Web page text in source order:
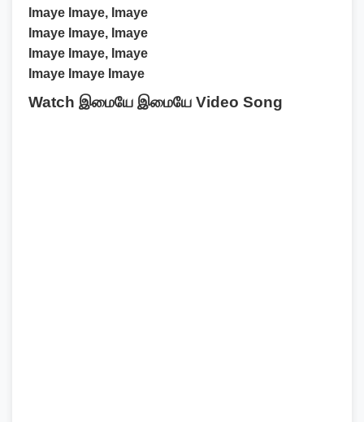
Imaye Imaye, Imaye
Imaye Imaye, Imaye
Imaye Imaye, Imaye
Imaye Imaye Imaye
Watch இமையே இமையே Video Song